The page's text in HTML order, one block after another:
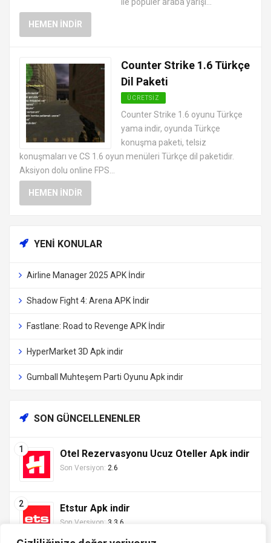
ile popüler araba yarışı...
HEMEN İNDIR
Counter Strike 1.6 Türkçe
Dil Paketi
ÜCRETSIZ
COUNTER STRIKE OYUNLARI
OYUN YAMALARI
Counter Strike 1.6 oyunu Türkçe
yama indir, oyunda Türkçe
konuşma paketi, telsiz
konuşmaları ve CS 1.6 oyun menüleri Türkçe dil paketidir.
Aksiyon dolu online FPS...
HEMEN İNDIR
YENI KONULAR
Airline Manager 2025 APK İndir
Shadow Fight 4: Arena APK İndir
Fastlane: Road to Revenge APK İndir
HyperMarket 3D Apk indir
Gumball Muhteşem Parti Oyunu Apk indir
SON GÜNCELLENENLER
Otel Rezervasyonu Ucuz Oteller Apk indir
Son Versiyon: 2.6
Etstur Apk indir
Son Versiyon: 3.3.6